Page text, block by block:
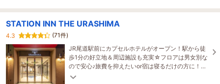
STATION INN THE URASHIMA
4.3
(71件)
JR尾道駅前にカプセルホテルがオープン！駅から徒
歩1分の好立地＆周辺施設も充実☆フロアは男女別な
ので安心♪旅費を抑えたいor宿は寝るだけの方に！＜
アメニティ・フリードリンク・Wi-fi・屋内駐輪所完